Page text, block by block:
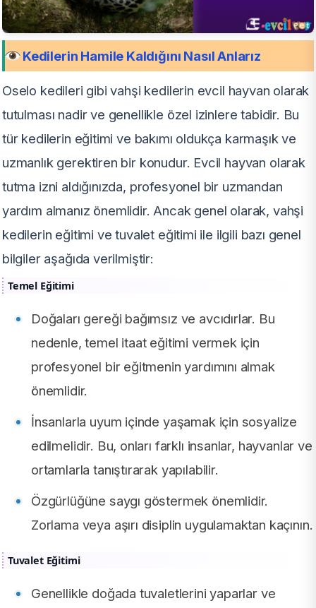
Kedilerin Hamile Kaldığını Nasıl Anlarız
Oselo kedileri gibi vahşi kedilerin evcil hayvan olarak
tutulması nadir ve genellikle özel izinlere tabidir. Bu
tür kedilerin eğitimi ve bakımı oldukça karmaşık ve
uzmanlık gerektiren bir konudur. Evcil hayvan olarak
tutma izni aldığınızda, profesyonel bir uzmandan
yardım almanız önemlidir. Ancak genel olarak, vahşi
kedilerin eğitimi ve tuvalet eğitimi ile ilgili bazı genel
bilgiler aşağıda verilmiştir:
Temel Eğitimi
Doğaları gereği bağımsız ve avcıdırlar. Bu
nedenle, temel itaat eğitimi vermek için
profesyonel bir eğitmenin yardımını almak
önemlidir.
İnsanlarla uyum içinde yaşamak için sosyalize
edilmelidir. Bu, onları farklı insanlar, hayvanlar ve
ortamlarla tanıştırarak yapılabilir.
Özgürlüğüne saygı göstermek önemlidir.
Zorlama veya aşırı disiplin uygulamaktan kaçının.
Tuvalet Eğitimi
Genellikle doğada tuvaletlerini yaparlar ve